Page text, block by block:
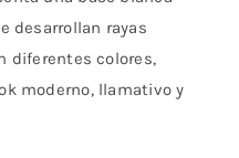
desarrollan rayas
diferentes colores,
moderno, llamativo y